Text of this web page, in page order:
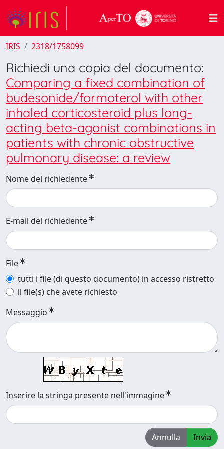
IRIS 2318/1758099
Richiedi una copia del documento:
Comparing a fixed combination of
budesonide/formoterol with other
inhaled corticosteroid plus long-
acting beta-agonist combinations in
patients with chronic obstructive
pulmonary disease: a review
Nome del richiedente
E-mail del richiedente
File
tutti i file (di questo documento) in accesso ristretto
il file(s) che avete richiesto
Messaggio
Inserire la stringa presente nell'immagine
Annulla Invia